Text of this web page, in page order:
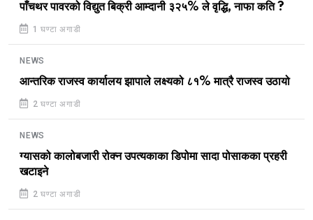
पाँचथर पावरको विद्युत बिक्री आम्दानी ३२५% ले वृद्धि, नाफा कति ?
1 घण्टा अगाडी
NEWS
आन्तरिक राजस्व कार्यालय झापाले लक्ष्यको ८१% मात्रै राजस्व उठायो
2 घण्टा अगाडी
NEWS
ग्यासको कालोबजारी रोक्न उपत्यकाका डिपोमा सादा पोसाकका प्रहरी
खटाइने
2 घण्टा अगाडी